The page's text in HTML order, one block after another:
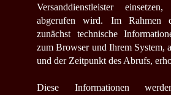
Versanddienstleister
abgerufen wird. Im Rahmen
zunächst technische
zum Browser und Ihrem System,
und der Zeitpunkt des Abrufs,
Diese Informationen